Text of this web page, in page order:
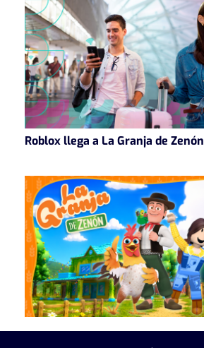
Roblox llega a La Granja de Zenón